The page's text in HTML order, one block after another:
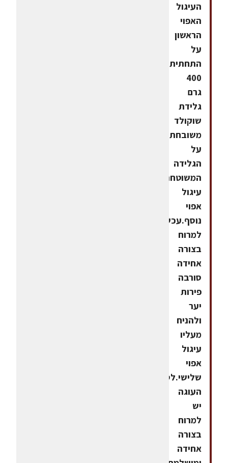
העיגול
האפוי
הראשון
על
התחתית.לשטח
400
גרם
גלידת
שוקולד
משובחתלהניח
על
הגלידה
המשוטחת
עיגול
אפוי
נוסף.עכשיו
למרוח
בצורה
אחידה
סורבה
פירות
יער
ולהניח
מעליו
עיגול
אפוי
שלישי.לסגירת
העוגה
יש
למרוח
בצורה
אחידה